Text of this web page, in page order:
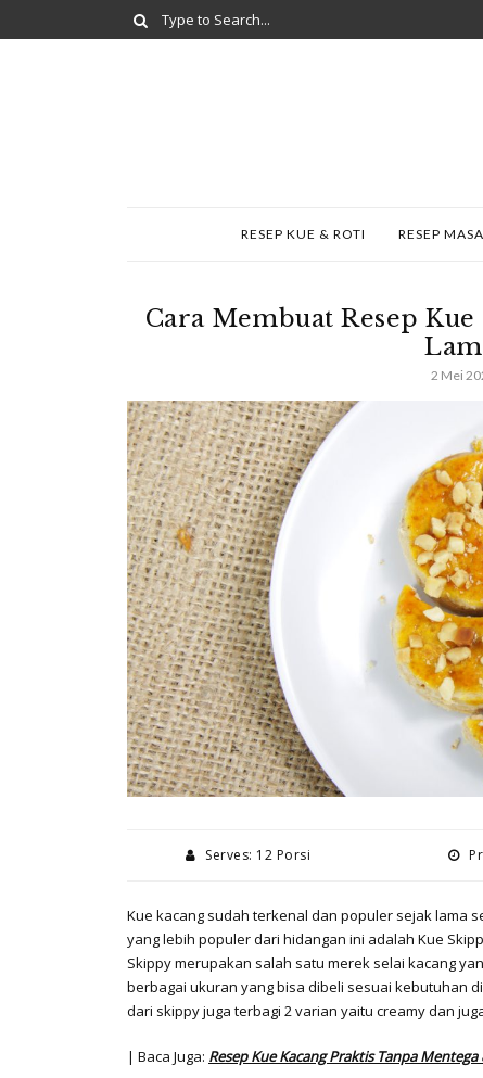
RESEP KUE & ROTI RESEP
Cara Membuat Resep
2 Mei
Serves: 12 Porsi
Kue kacang sudah terkenal dan populer sejak lama
yang lebih populer dari hidangan ini adalah Kue
Skippy merupakan salah satu merek selai kacang
berbagai ukuran yang bisa dibeli sesuai kebutuhan
dari skippy juga terbagi 2 varian yaitu creamy dan
| Baca Juga: Resep Kue Kacang Praktis Tanpa